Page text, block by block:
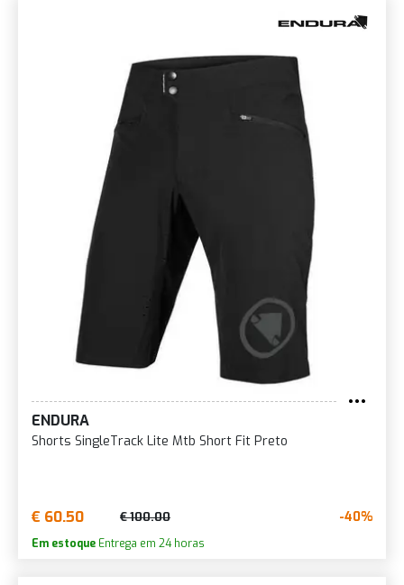
ENDURA
Shorts SingleTrack Lite Mtb Short Fit Preto
€ 60.50 € 100.00 -40%
Em estoque Entrega em 24 horas